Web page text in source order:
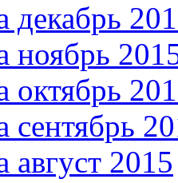
декабрь
ноябрь
октябрь
сентябрь
август 2015